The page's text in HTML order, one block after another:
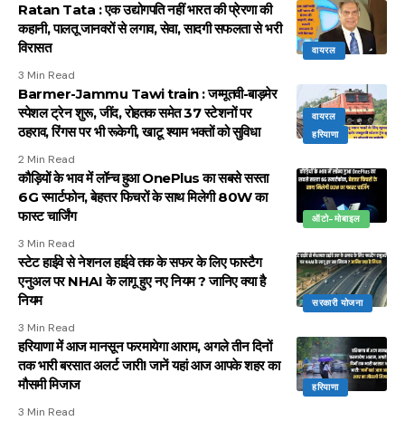
वायरल
Ratan Tata : एक उद्योगपति नहीं भारत की प्रेरणा की
कहानी, पालतू जानवरों से लगाव, सेवा, सादगी सफलता से भरी
विरासत
3 Min Read
वायरल
हरियाणा
Barmer-Jammu Tawi train : जम्मूतवी-बाड़मेर
स्पेशल ट्रेन शुरू, जींद, रोहतक समेत 37 स्टेशनों पर
ठहराव, रिंगस पर भी रूकेगी, खाटू श्याम भक्तों को सुविधा
2 Min Read
ऑटो-मोबाइल
कौड़ियों के भाव में लॉन्च हुआ OnePlus का सबसे सस्ता
6G स्मार्टफोन, बेहत्तर फिचरों के साथ मिलेगी 80W का
फास्ट चार्जिंग
3 Min Read
सरकारी योजना
स्टेट हाईवे से नेशनल हाईवे तक के सफर के लिए फास्टैग
एनुअल पर NHAI के लागू हुए नए नियम ? जानिए क्या है
नियम
3 Min Read
हरियाणा
हरियाणा में आज मानसून फरमायेगा आराम, अगले तीन दिनों
तक भारी बरसात अलर्ट जारी! जानें यहां आज आपके शहर का
मौसमी मिजाज
3 Min Read